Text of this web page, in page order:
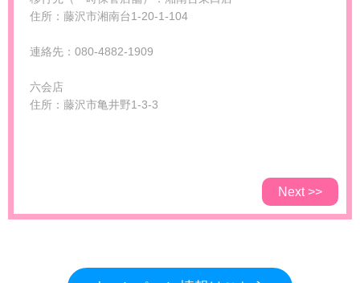
住所：藤沢市湘南台1-20-1-104
連絡先：080-4882-1909
六会店
住所：藤沢市亀井野1-3-3
Next >>